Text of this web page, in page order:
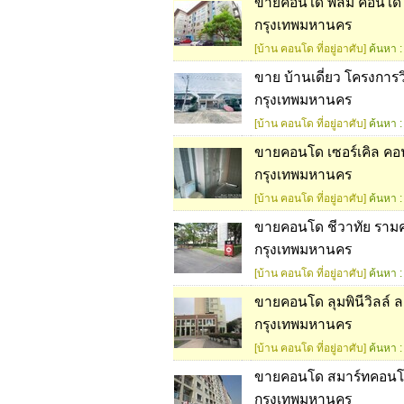
กรุงเทพมหานคร
[บ้าน คอนโด ที่อยู่อาศับ] ค้นหา :
ขาย บ้านเดี่ยว โครงกา
กรุงเทพมหานคร
[บ้าน คอนโด ที่อยู่อาศับ] ค้นหา :
ขายคอนโด เซอร์เคิล ค
กรุงเทพมหานคร
[บ้าน คอนโด ที่อยู่อาศับ] ค้นหา :
ขายคอนโด ชีวาทัย ราม
กรุงเทพมหานคร
[บ้าน คอนโด ที่อยู่อาศับ] ค้นหา :
ขายคอนโด ลุมพินีวิลล์
กรุงเทพมหานคร
[บ้าน คอนโด ที่อยู่อาศับ] ค้นหา :
ขายคอนโด สมาร์ทคอน
กรุงเทพมหานคร